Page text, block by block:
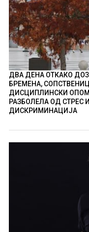
ДВА ДЕНА ОТКАКО
БРЕМЕНА,
ДИСЦИПЛИНСКИ
РАЗБОЛЕЛА ОД СТРЕС
ДИСКРИМИНАЦИЈА